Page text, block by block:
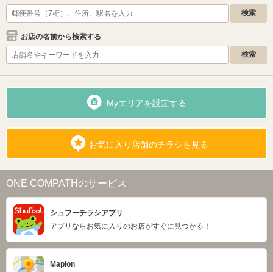
お店の名前から検索する
Myエリアを設定する
お気に入り店舗のチラシを見る
ONE COMPATHのサービス
シュフーチラシアプリ
アプリならお気に入りのお店がすぐに見つかる！
Mapion